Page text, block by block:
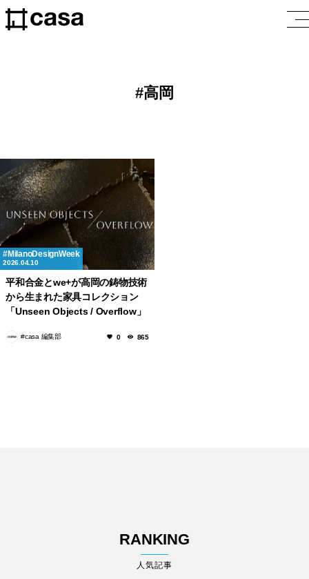
高岡
MilanoDesignWeek
2026.04.10
平和合金とwe+が高岡の鋳物技術
から生まれた家具コレクション
「Unseen Objects / Overflow」
で発表#casa 編集部 0 865
RANKING
人気記事